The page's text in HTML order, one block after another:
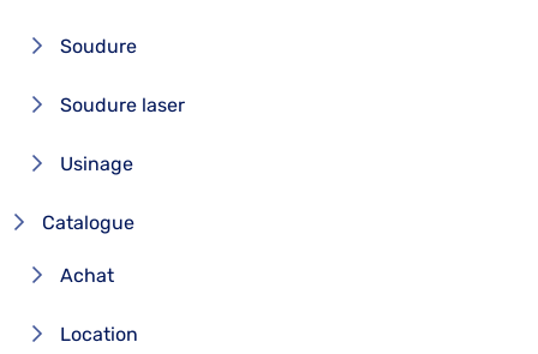
Soudure
Soudure laser
Usinage
Catalogue
Achat
Location